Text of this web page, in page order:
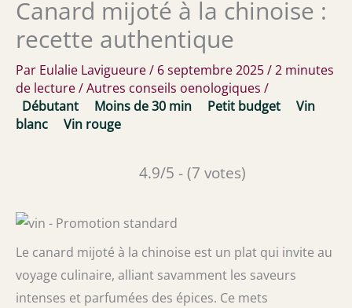
Canard mijoté à la chinoise :
recette authentique
Par Eulalie Lavigueure/ 6 septembre 2025/2 minutes
de lecture/Autres conseils oenologiques /
Débutant
Moins de 30 min Petit budget
Vin
blanc
Vin rouge
4.9/5 - (7 votes)
Le canard mijoté à la chinoise est un plat qui invite au
voyage culinaire, alliant savamment les saveurs
intenses et parfumées des épices. Ce mets